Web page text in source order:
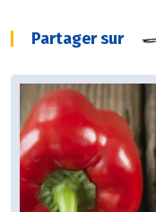
Partager sur